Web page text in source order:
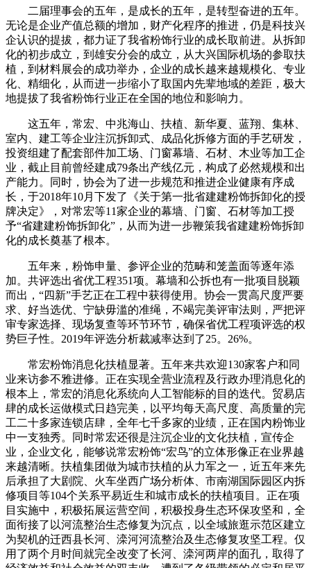
二届理事会的五年，是成长的五年，是转型奋进的五年。
无论是企业产值总额的增加，财产化程序的推进，仍是科技兴
企认识的提拔，都力证了我省粉饰行业的成长取前进。从拆卸
化的初步成立，到雄安分会的成立，从大兴国际机场的参取扶
植，到材料展会的成功举办，企业的成长越来越规模化、专业
化、精细化，从而进一步缩小了取国内先辈地域的差距，极大
地提拔了我省粉饰行业正在全国的地位和影响力。
这五年，常宏、中兆海山、扶植、新华夏、蓝翔、集林、
室内、建工等企业注沉拆卸式、成品化拆修方面的手艺研发，
投资组建了配套部件加工场、门窗幕墙、石材、木业等加工企
业，截止目前曾经建成79条出产线亿元，构成了必然规模和出
产能力。同时，协会为了进一步规范和推进企业健康有序成
长，于2018年10月下发了《关于第一批省建建粉饰拆卸化的授
牌决定》，对常宏等11家企业的幕墙、门窗、石材等加工授
予“省建建粉饰拆卸化”，从而为进一步鞭策我省建建粉饰拆卸
化的成长奠基了根本。
五年来，粉饰申量、参评企业的范畴和笼盖面等逐年添
加。共评选出省优工程351项。幕墙和公拆也有一批项目脱颖
而出，“四新”手艺正在工程中获得使用。协会一贯高尺度严要
求、好当选优、宁缺毋滥的准绳，不竭完美评审法则，严把评
审专家选择、现场复查等环节环节，确保省优工程项评选的权
势巨子性。2019年评选分析裁减率达到了25。26%。
常宏粉饰消息化扶植显著。五年来共欢迎130家客户和同
业来访参不雅进修。正在实现全营业流程及行政办理消息化的
根本上，常宏的消息化系统向人工智能标的目的迭代。贸易店
肆的成长运做模式日趋完美，以平均每天高尺度、高质量的完
工二十多家连锁店肆，全年七千多家的业绩，正在国内粉饰业
中一支独秀。同时常宏还很是注沉企业的文化扶植，宣传企
业，企业文化，能够说常宏粉饰“宏鸟”的立体形像正在业界越
来越清晰。扶植集团做为城市扶植的从力军之一，近五年来先
后承担了大剧院、火车坐西广场分析体、市南湖国际园区内拆
修项目等104个关系平易近生和城市成长的扶植项目。正在项
目实施中，积极拓展运营空间，积极投身生态环保攻坚和，全
面衔接了以河流整治生态修复为沉点，以全域旅逛示范区建立
为契机的迁西县长河、滦河河流整治及生态修复攻坚工程。仅
用了两个月时间就完全改变了长河、滦河两岸的面孔，取得了